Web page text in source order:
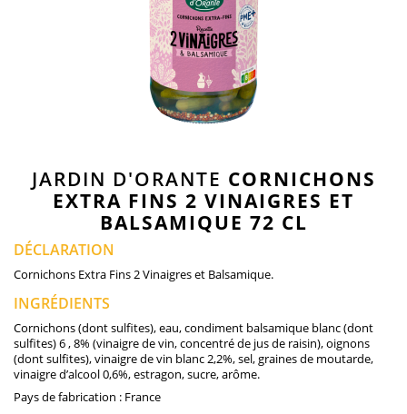
JARDIN D'ORANTE CORNICHONS
EXTRA FINS 2 VINAIGRES ET
BALSAMIQUE 72 CL
DÉCLARATION
Cornichons Extra Fins 2 Vinaigres et Balsamique.
INGRÉDIENTS
Cornichons (dont sulfites), eau, condiment balsamique blanc (dont
sulfites) 6 , 8% (vinaigre de vin, concentré de jus de raisin), oignons
(dont sulfites), vinaigre de vin blanc 2,2%, sel, graines de moutarde,
vinaigre d’alcool 0,6%, estragon, sucre, arôme.
Pays de fabrication : France